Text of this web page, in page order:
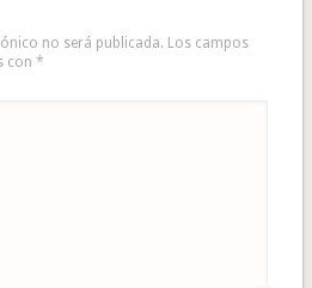
no será publicada. Los campos
con *